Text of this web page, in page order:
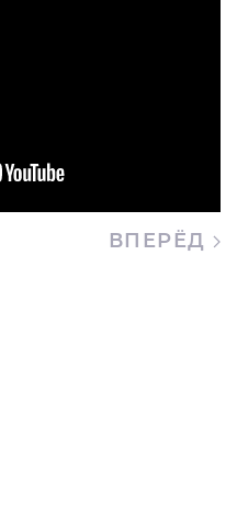
ВПЕРЁД